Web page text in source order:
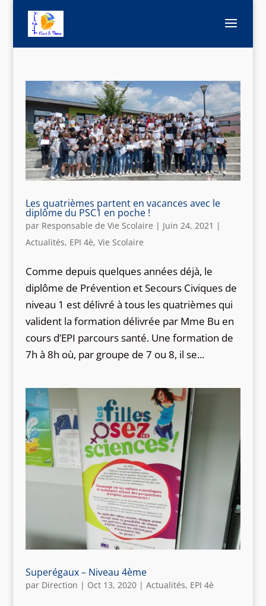
Les quatrièmes partent en vacances avec le
diplôme du PSC1 en poche !
par Responsable de Vie Scolaire | Juin 24, 2021 |
Actualités, EPI 4è, Vie Scolaire
Comme depuis quelques années déjà, le
diplôme de Prévention et Secours Civiques de
niveau 1 est délivré à tous les quatrièmes qui
valident la formation délivrée par Mme Bu en
cours d’EPI parcours santé. Une formation de
7h à 8h où, par groupe de 7 ou 8, il se...
Superégaux – Niveau 4ème
par Direction | Oct 13, 2020| Actualités, EPI 4è